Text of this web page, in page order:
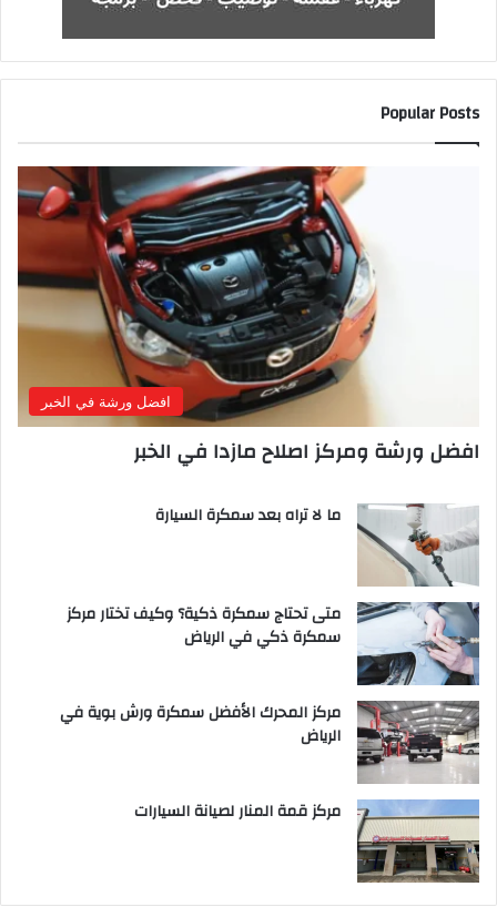
Popular Posts
افضل ورشة في الخبر
افضل ورشة ومركز اصلاح مازدا في الخبر
ما لا تراه بعد سمكرة السيارة
متى تحتاج سمكرة ذكية؟ وكيف تختار مركز
سمكرة ذكي في الرياض
مركز المحرك الأفضل سمكرة ورش بوية في
الرياض
مركز قمة المنار لصيانة السيارات